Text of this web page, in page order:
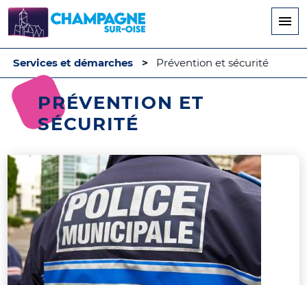
principal
Services et démarches Prévention et sécurité
PRÉVENTION ET
SÉCURITÉ